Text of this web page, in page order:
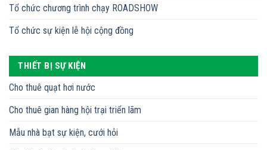
Tổ chức chương trình chạy ROADSHOW
Tổ chức sự kiện lễ hội cộng đồng
THIẾT BỊ SỰ KIỆN
Cho thuê quạt hơi nước
Cho thuê gian hàng hội trại triển lãm
Mẫu nhà bạt sự kiện, cưới hỏi